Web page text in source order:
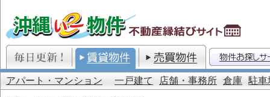
アパート・マンション 一戸建て 店舗・事務所 倉庫 駐車